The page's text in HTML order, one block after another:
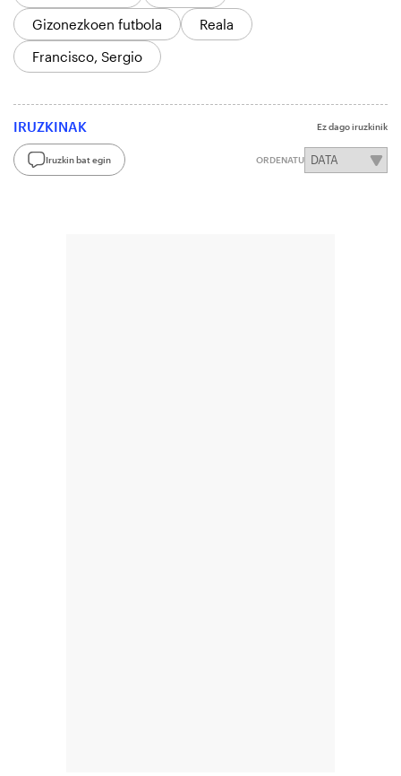
Gizonezkoen futbola
Reala
Francisco, Sergio
IRUZKINAK Ez dago iruzkinik
Iruzkin bat egin ORDENATU